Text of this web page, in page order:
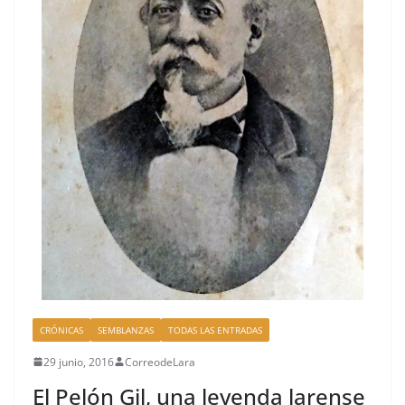
CRÓNICAS SEMBLANZAS TODAS LAS ENTRADAS
29 junio, 2016 CorreodeLara
El Pelón Gil, una leyenda larense